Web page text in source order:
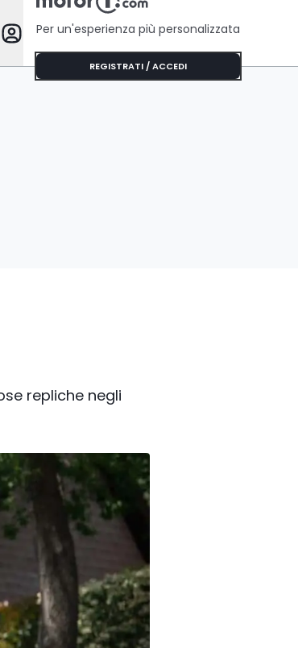
Da Sapere
Per un'esperienza più personalizzata
REGISTRATI / ACCEDI
repliche negli